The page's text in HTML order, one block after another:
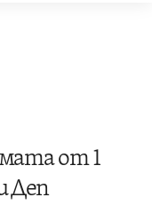
от 1
Деп